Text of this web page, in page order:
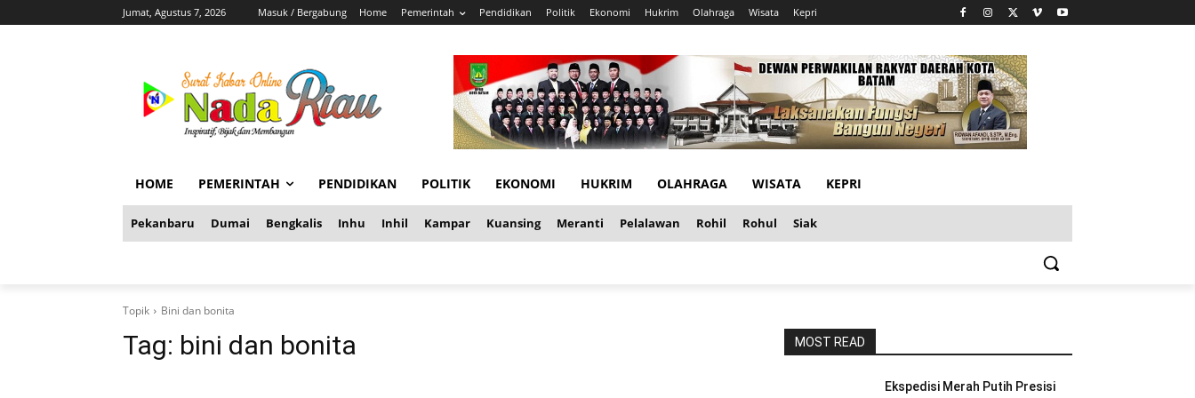
Jumat, Agustus 7, 2026 Masuk / Bergabung Home Pemerintah Pendidikan Politik Ekonomi Hukrim Olahraga Wisata Kepri
HOME PEMERINTAH PENDIDIKAN POLITIK EKONOMI HUKRIM OLAHRAGA WISATA KEPRI
Pekanbaru Dumai Bengkalis Inhu Inhil Kampar Kuansing Meranti Pelalawan Rohil Rohul Siak
Topik Bini dan bonita
Tag: bini dan bonita MOST READ
Ekspedisi Merah Putih Presisi